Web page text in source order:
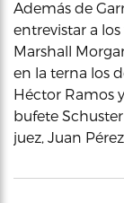
Además de
entrevistar a los
Marshall
en la terna los
Héctor Ramos
bufete
juez, Juan